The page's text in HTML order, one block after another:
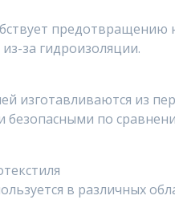
предотвращению
за гидроизоляции.
изготавливаются из
безопасными по
в различных